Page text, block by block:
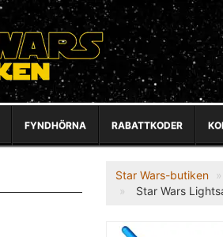
FYNDHÖRNA RABATTKODER
Star Wars-butiken
Star Wars